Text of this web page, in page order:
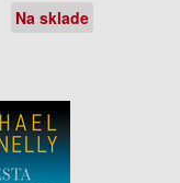
Na sklade